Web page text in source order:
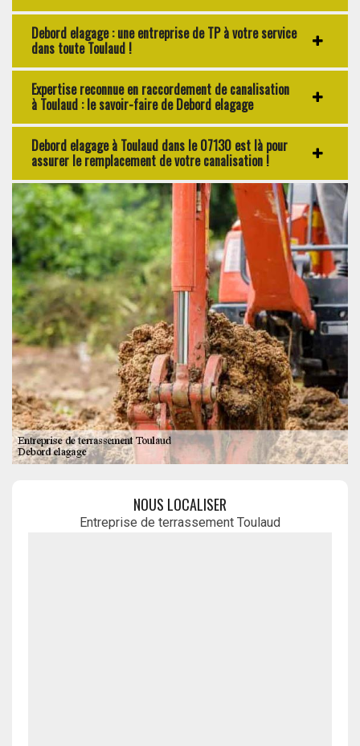
Debord elagage : une entreprise de TP à votre service
dans toute Toulaud !
Expertise reconnue en raccordement de canalisation
à Toulaud : le savoir-faire de Debord elagage
Debord elagage à Toulaud dans le 07130 est là pour
assurer le remplacement de votre canalisation !
NOUS LOCALISER
Entreprise de terrassement Toulaud